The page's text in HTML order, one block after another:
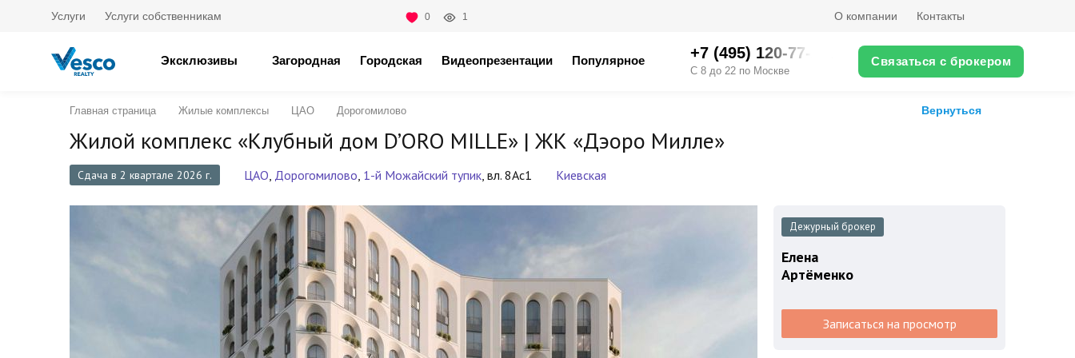
Услуги Услуги собственникам 0 1 О компании Контакты
Эксклюзивы Загородная Городская Видеопрезентации Популярное +7 (495) ‎120-77-XX
С 8 до 22 по Москве
Связаться с брокером
Главная страница Жилые комплексы ЦАО Дорогомилово Вернуться
Жилой комплекс «Клубный дом D’ORO MILLE» | ЖК «Дэоро Милле»
Сдача в 2 квартале 2026 г. ЦАО, Дорогомилово, 1-й Можайский тупик, вл. 8Ас1 Киевская
Дежурный брокер
Елена
Артёменко
Записаться на просмотр